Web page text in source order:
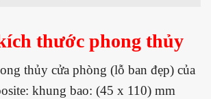
thước phong thủy
thủy cửa phòng (lỗ ban đẹp) của
khung bao: (45 x 110) mm